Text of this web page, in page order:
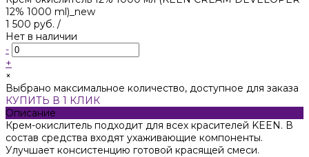
12% 1000 ml)_new
1 500 руб. /
Нет в наличии
-
+
×
Выбрано максимальное количество, доступное для заказа
КУПИТЬ В 1 КЛИК
Описание
Крем-окислитель подходит для всех красителей KEEN. В
состав средства входят ухаживающие компоненты.
Улучшает консистенцию готовой красящей смеси.